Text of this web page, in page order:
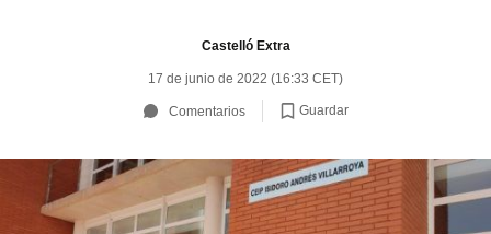
Castelló Extra
17 de junio de 2022 (16:33 CET)
Comentarios Guardar